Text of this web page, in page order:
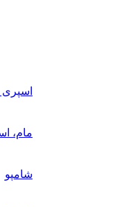
اسپری
مام،
شامپو